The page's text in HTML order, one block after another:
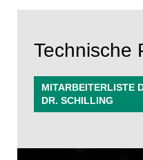
Technische
MITARBEITERLISTE
DR. SCHILLING